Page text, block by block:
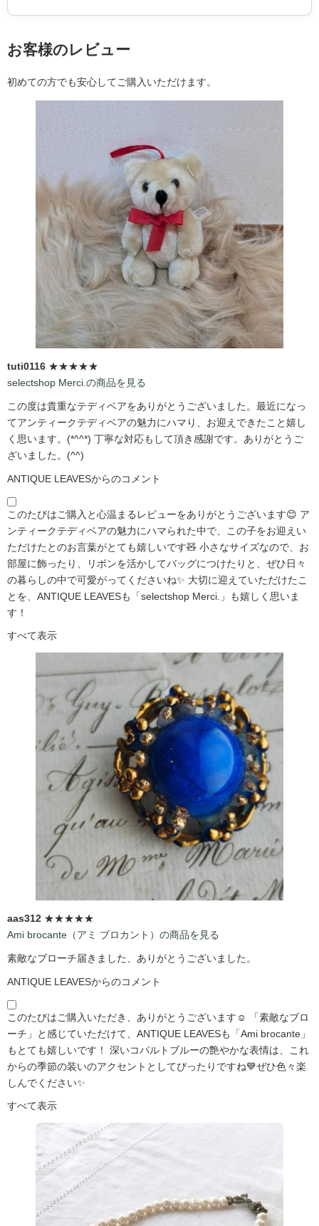
お客様のレビュー
初めての方でも安心してご購入いただけます。
tuti0116 ★★★★★
selectshop Merci.の商品を見る
この度は貴重なテディベアをありがとうございました。最近になっ
てアンティークテディベアの魅力にハマり、お迎えできたこと嬉し
く思います。(*^^*) 丁寧な対応もして頂き感謝です。ありがとうご
ざいました。(^^)
ANTIQUE LEAVESからのコメント
このたびはご購入と心温まるレビューをありがとうございます😊 ア
ンティークテディベアの魅力にハマられた中で、この子をお迎えい
ただけたとのお言葉がとても嬉しいです🧸 小さなサイズなので、お
部屋に飾ったり、リボンを活かしてバッグにつけたりと、ぜひ日々
の暮らしの中で可愛がってくださいね✨ 大切に迎えていただけたこ
とを、ANTIQUE LEAVESも「selectshop Merci.」も嬉しく思いま
す！
すべて表示
aas312 ★★★★★
Ami brocante（アミ ブロカント）の商品を見る
素敵なブローチ届きました、ありがとうございました。
ANTIQUE LEAVESからのコメント
このたびはご購入いただき、ありがとうございます☺️ 「素敵なブロ
ーチ」と感じていただけて、ANTIQUE LEAVESも「Ami brocante」
もとても嬉しいです！ 深いコバルトブルーの艶やかな表情は、これ
からの季節の装いのアクセントとしてぴったりですね💙ぜひ色々楽
しんでください✨
すべて表示